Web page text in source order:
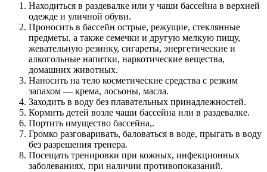
Находиться в раздевалке или у чаши бассейна в верхней
одежде и уличной обуви.
Проносить в бассейн острые, режущие, стеклянные
предметы, а также семечки и другую мелкую пищу,
жевательную резинку, сигареты, энергетические и
алкогольные напитки, наркотические вещества,
домашних животных.
Наносить на тело косметические средства с резким
запахом — крема, лосьоны, масла.
Заходить в воду без плавательных принадлежностей.
Кормить детей возле чаши бассейна или в раздевалке.
Портить имущество бассейна,.
Громко разговаривать, баловаться в воде, прыгать в воду
без разрешения тренера.
Посещать тренировки при кожных, инфекционных
заболеваниях, при наличии противопоказаний.